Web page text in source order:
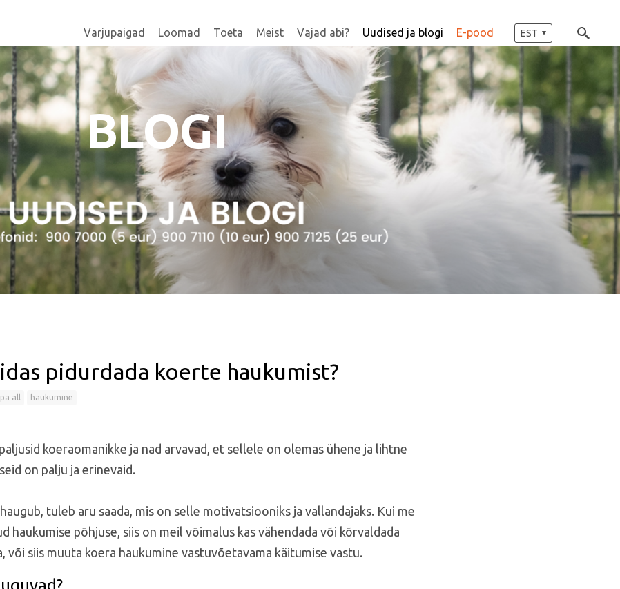
Varjupaigad Loomad Toeta Meist Vajad abi? Uudised ja blogi E-pood EST
BLOGI
pidurdada koerte haukumist?
all haukumine
koeraomanikke ja nad arvavad, et sellele on olemas ühene ja lihtne
on palju ja erinevaid.
tuleb aru saada, mis on selle motivatsiooniks ja vallandajaks. Kui me
haukumise põhjuse, siis on meil võimalus kas vähendada või kõrvaldada
või siis muuta koera haukumine vastuvõetavama käitumise vastu.